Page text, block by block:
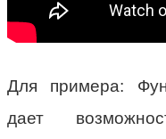
Для примера:
дает